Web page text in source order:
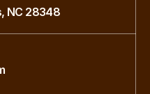
NC 28348